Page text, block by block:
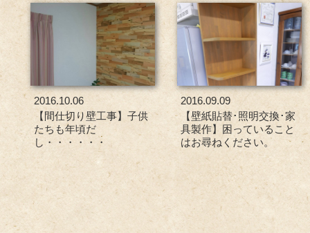
2016.10.06
【間仕切り壁工事】子供
たちも年頃だ
し・・・・・・
2016.09.09
【壁紙貼替･照明交換･家
具製作】困っていること
はお尋ねください。